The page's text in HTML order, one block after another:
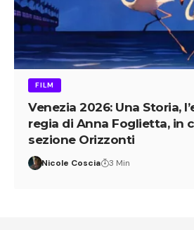
FILM
Venezia 2026: Una Storia,
regia di Anna Foglietta, in
sezione Orizzonti
Nicole Coscia 3 Min